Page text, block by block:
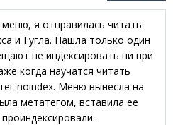
я отправилась читать
и Гугла. Нашла только один
не индексировать ни при
когда научатся читать
noindex. Меню вынесла на
метатегом, вставила ее